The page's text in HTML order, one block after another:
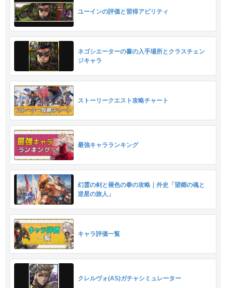
ユーインの評価と習得アビリティ
ネゴシエーターの書の入手場所とクラスチェン
ジキャラ
ストーリークエスト攻略チャート
最強キャラランキング
幻霊の剣と褪色の拳の攻略｜外史「望郷の魂と
逆星の旅人」
キャラ評価一覧
クレルヴォ(AS)ガチャシミュレーター